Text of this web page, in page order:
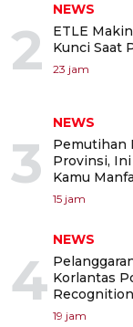
2
NEWS
ETLE
Kunci Saat
23 jam
3
NEWS
Pemutihan
Provinsi,
Kamu
15 jam
4
NEWS
Korlantas
Recognition
19 jam